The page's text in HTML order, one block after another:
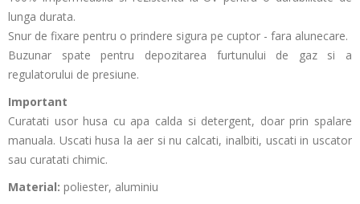
lunga durata.
Snur de fixare pentru o prindere sigura pe cuptor - fara alunecare.
Buzunar spate pentru depozitarea furtunului de gaz si a
regulatorului de presiune.
Important
Curatati usor husa cu apa calda si detergent, doar prin spalare
manuala. Uscati husa la aer si nu calcati, inalbiti, uscati in uscator
sau curatati chimic.
Material: poliester, aluminiu